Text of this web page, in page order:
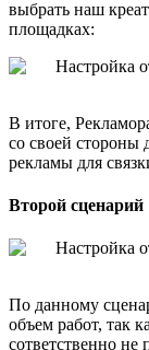
выбрать наш
площадках:
В итоге,
со своей стороны
рекламы для
Второй сценарий
По данному
объем работ, так
сответственно